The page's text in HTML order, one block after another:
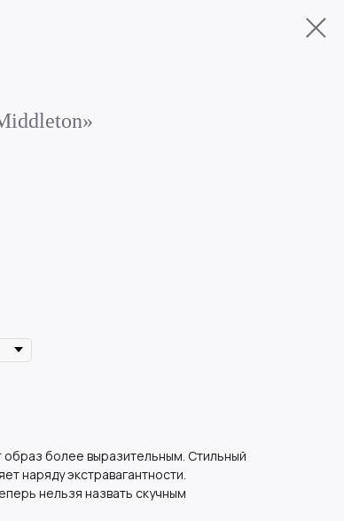
более выразительным. Стильный
наряду экстравагантности.
нельзя назвать скучным